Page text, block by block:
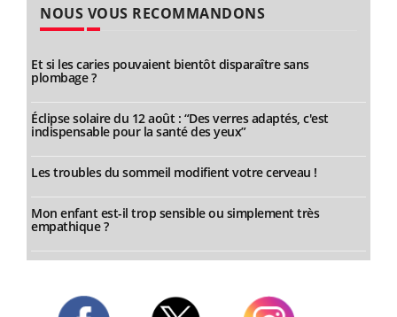
NOUS VOUS RECOMMANDONS
Et si les caries pouvaient bientôt disparaître sans
plombage ?
Éclipse solaire du 12 août : “Des verres adaptés, c'est
indispensable pour la santé des yeux”
Les troubles du sommeil modifient votre cerveau !
Mon enfant est-il trop sensible ou simplement très
empathique ?